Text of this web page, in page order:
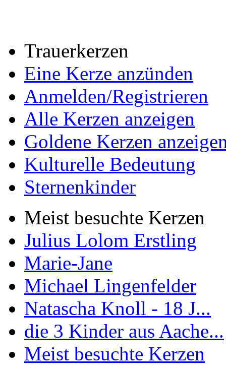
Trauerkerzen
Eine Kerze anzünden
Anmelden/Registrieren
Alle Kerzen anzeigen
Goldene Kerzen
Kulturelle Bedeutung
Sternenkinder
Meist besuchte Kerzen
Julius Lolom Erstling
Marie-Jane
Michael Lingenfelder
Natascha Knoll - 18 J...
die 3 Kinder aus Aache...
Meist besuchte Kerzen